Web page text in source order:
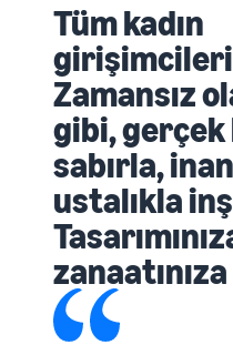
Tüm kadın
Zamansız
gibi, gerçek
sabırla,
ustalıkla